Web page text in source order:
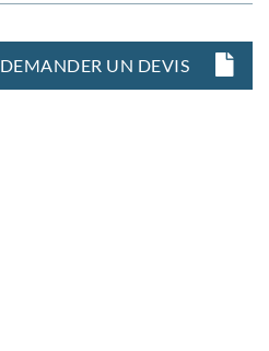
DEMANDER UN DEVIS